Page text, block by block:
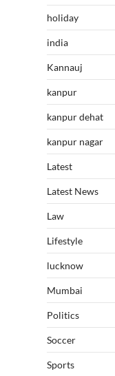
holiday
india
Kannauj
kanpur
kanpur dehat
kanpur nagar
Latest
Latest News
Law
Lifestyle
lucknow
Mumbai
Politics
Soccer
Sports